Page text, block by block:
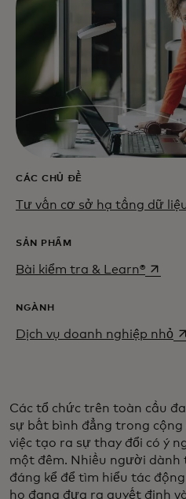
CÁC CHỦ ĐỀ
Tư vấn cơ sở hạ tầng dữ
SẢN PHẨM
Bài kiểm tra & Learn®opens
NGÀNH
Dịch vụ doanh nghiệp nhỏ
Các tổ chức trên toàn cầu
sự bất bình đẳng trong cộng
việc tạo ra sự thay đổi có ý
một đêm. Nhiều người dành
đáng kể để tìm hiểu tác
họ đang đưa ra quyết định